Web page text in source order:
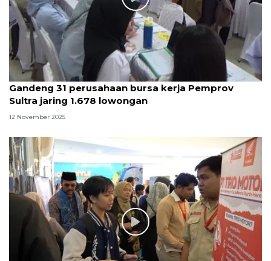
Gandeng 31 perusahaan bursa kerja Pemprov
Sultra jaring 1.678 lowongan
12 November 2025